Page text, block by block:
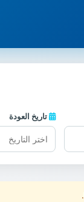
تاريخ العودة